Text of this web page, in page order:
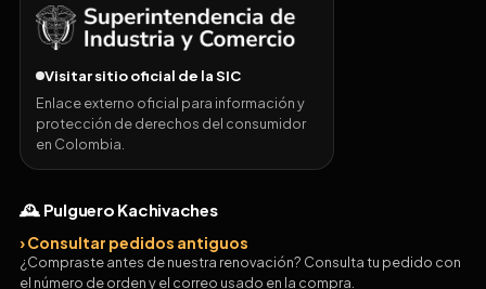
Visitar sitio oficial de la SIC
Enlace externo oficial para información y
protección de derechos del consumidor
en Colombia.
🕰️ Pulguero Kachivaches
› Consultar pedidos antiguos
¿Compraste antes de nuestra renovación? Consulta tu pedido con
el número de orden y el correo usado en la compra.